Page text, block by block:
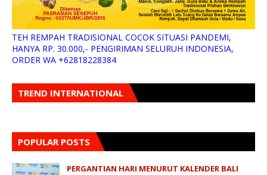
TEH REMPAH TRADISIONAL COCOK SITUASI PANDEMI,
HANYA RP. 30.000,- PENGIRIMAN SELURUH INDONESIA,
ORDER WA +62818228384
TREND INTERNATIONAL
POPULAR POSTS
PERGANTIAN HARI MENURUT KALENDER BALI